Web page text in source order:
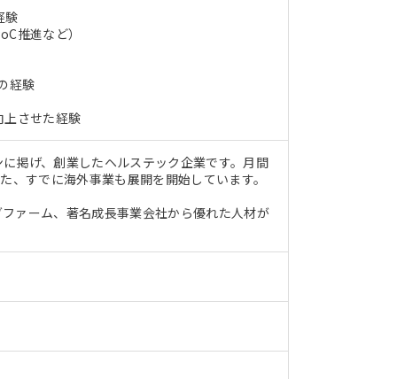
験
推進など）
経験
上させた経験
掲げ、創業したヘルステック企業です。月間
すでに海外事業も展開を開始しています。
ァーム、著名成長事業会社から優れた人材が